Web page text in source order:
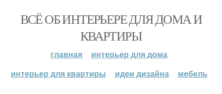
ВСЁ ОБ ИНТЕРЬЕРЕ ДЛЯ ДОМА И
КВАРТИРЫ
главная
интерьер для дома
интерьер для квартиры
идеи дизайна мебель